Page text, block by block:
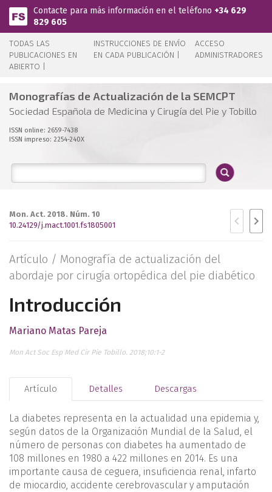
Pasar al contenido principal
Contacte para más información en el teléfono +34 629
829 605
TODAS LAS
PUBLICACIONES EN
ABIERTO |
INSTRUCCIONES DE ENVÍO
EN CADA PUBLICACIÓN |
ACCESO
ADMINISTRADORES
Monografías de Actualización de la SEMCPT
Sociedad Española de Medicina y Cirugía del Pie y Tobillo
ISSN online: 2659-7438
ISSN impreso: 2254-240X
Mon. Act. 2018. Núm. 10
10.24129/j.mact.1001.fs1805001
Artículo / Monografía de actualización del
abordaje por cirugía ortopédica del pie diabético
Introducción
Mariano Matas Pareja
Mon Act Soc Esp Med Cir Pie Tobillo. 2018;10:1-2
Artículo Detalles Descargas
La diabetes representa en la actualidad una epidemia y,
según datos de la Organización Mundial de la Salud, el
número de personas con diabetes ha aumentado de
108 millones en 1980 a 422 millones en 2014. Es una
importante causa de ceguera, insuficiencia renal, infarto
de miocardio, accidente cerebrovascular y amputación